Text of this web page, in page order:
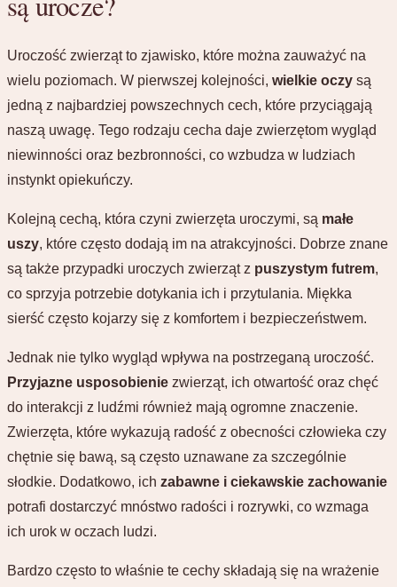
Uroczość zwierząt to zjawisko, które można zauważyć na
wielu poziomach. W pierwszej kolejności, wielkie oczy są
jedną z najbardziej powszechnych cech, które przyciągają
naszą uwagę. Tego rodzaju cecha daje zwierzętom wygląd
niewinności oraz bezbronności, co wzbudza w ludziach
instynkt opiekuńczy.
Kolejną cechą, która czyni zwierzęta uroczymi, są małe
uszy, które często dodają im na atrakcyjności. Dobrze znane
są także przypadki uroczych zwierząt z puszystym futrem,
co sprzyja potrzebie dotykania ich i przytulania. Miękka
sierść często kojarzy się z komfortem i bezpieczeństwem.
Jednak nie tylko wygląd wpływa na postrzeganą uroczość.
Przyjazne usposobienie zwierząt, ich otwartość oraz chęć
do interakcji z ludźmi również mają ogromne znaczenie.
Zwierzęta, które wykazują radość z obecności człowieka czy
chętnie się bawą, są często uznawane za szczególnie
słodkie. Dodatkowo, ich zabawne i ciekawskie zachowanie
potrafi dostarczyć mnóstwo radości i rozrywki, co wzmaga
ich urok w oczach ludzi.
Bardzo często to właśnie te cechy składają się na wrażenie